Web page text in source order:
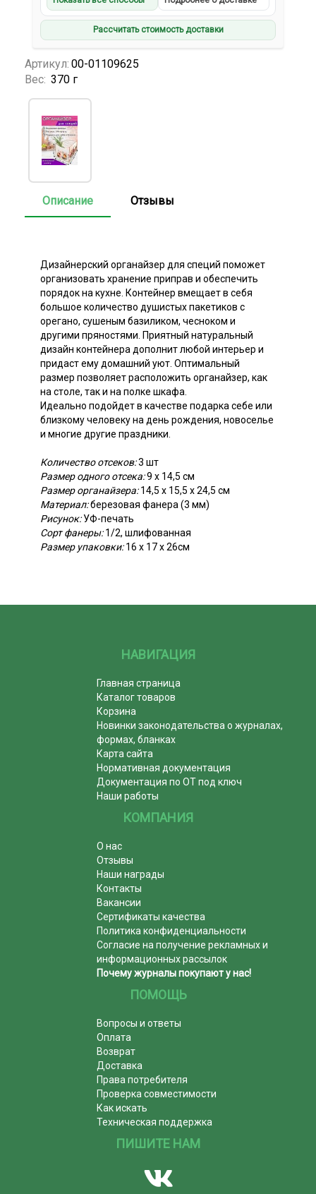
Рассчитать стоимость доставки
Артикул: 00-01109625
Вес: 370 г
Описание Отзывы
Дизайнерский органайзер для специй поможет
организовать хранение приправ и обеспечить
порядок на кухне. Контейнер вмещает в себя
большое количество душистых пакетиков с
орегано, сушеным базиликом, чесноком и
другими пряностями. Приятный натуральный
дизайн контейнера дополнит любой интерьер и
придаст ему домашний уют. Оптимальный
размер позволяет расположить органайзер, как
на столе, так и на полке шкафа.
Идеально подойдет в качестве подарка себе или
близкому человеку на день рождения, новоселье
и многие другие праздники.
Количество отсеков:3 шт
Размер одного отсека:9 х 14,5 см
Размер органайзера:14,5 х 15,5 х 24,5 см
Материал:березовая фанера (3 мм)
Рисунок:УФ-печать
Сорт фанеры:1/2, шлифованная
Размер упаковки:16 х 17 х 26см
НАВИГАЦИЯ
Главная страница
Каталог товаров
Корзина
Новинки законодательства о журналах,
формах, бланках
Карта сайта
Нормативная документация
Документация по ОТ под ключ
Наши работы
КОМПАНИЯ
О нас
Отзывы
Наши награды
Контакты
Вакансии
Сертификаты качества
Политика конфиденциальности
Согласие на получение рекламных и
информационных рассылок
Почему журналы покупают у нас!
ПОМОЩЬ
Вопросы и ответы
Оплата
Возврат
Доставка
Права потребителя
Проверка совместимости
Как искать
Техническая поддержка
ПИШИТЕ НАМ